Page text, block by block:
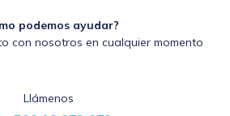
podemos ayudar?
con nosotros en cualquier momento
Llámenos